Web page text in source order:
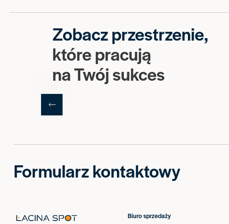
Zobacz przestrzenie,
które pracują
na Twój sukces
Formularz kontaktowy
Biuro sprzedaży